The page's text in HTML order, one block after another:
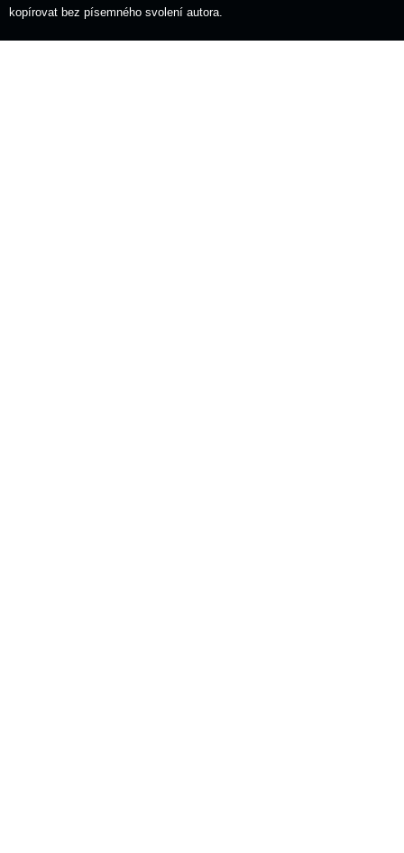
kopírovat bez písemného svolení autora.